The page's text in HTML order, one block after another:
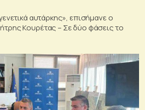
αυτάρκης», επισήμανε ο
Κουρέτας – Σε δύο φάσεις το